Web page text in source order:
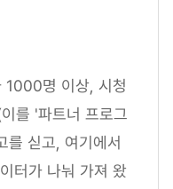
1000명 이상, 시청
를 '파트너 프로그
를 싣고, 여기에서
터가 나눠 가져 왔